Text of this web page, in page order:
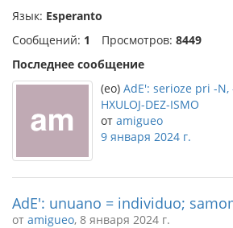
Язык: Esperanto
Сообщений: 1 Просмотров: 8449
Последнее сообщение
(eo) AdE': serioze pri -N,
HXULOJ-DEZ-ISMO
от amigueo
9 января 2024 г.
AdE': unuano = individuo;
от amigueo, 8 января 2024 г.